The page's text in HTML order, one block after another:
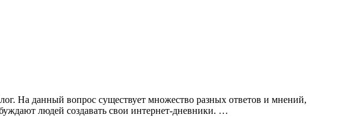
На данный вопрос существует множество разных ответов и мнений,
людей создавать свои интернет-дневники. …